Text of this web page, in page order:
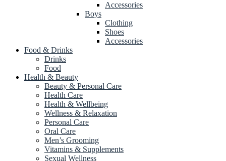
Accessories
Boys
Clothing
Shoes
Accessories
Food & Drinks
Drinks
Food
Health & Beauty
Beauty & Personal Care
Health Care
Health & Wellbeing
Wellness & Relaxation
Personal Care
Oral Care
Men’s Grooming
Vitamins & Supplements
Sexual Wellness